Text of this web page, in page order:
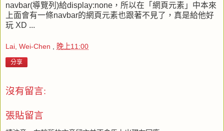
navbar(導覽列)給display:none，所以在「網頁元素」中本來
上面會有一條navbar的網頁元素也跟著不見了，真是給他好
玩 XD ...
Lai, Wei-Chen , 晚上11:00
分享
沒有留言:
張貼留言